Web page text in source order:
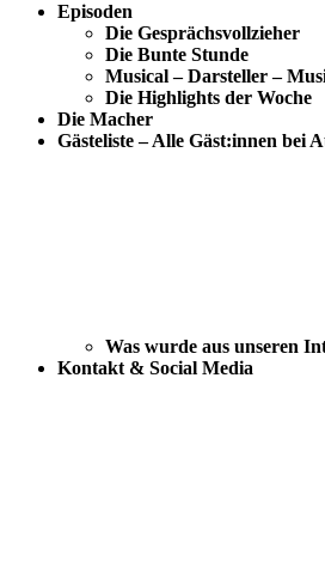
Episoden
Die Gesprächsvollzieher
Die Bunte Stunde
Musical – Darsteller –
Die Highlights der Woche
Die Macher
Gästeliste – Alle Gäst:innen bei
Was wurde aus unseren
Kontakt & Social Media